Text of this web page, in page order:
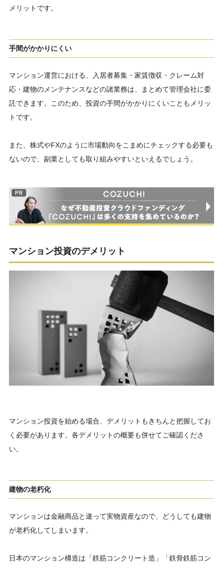
メリットです。
手間がかかりにくい
マンション運営における、入居者募集・家賃徴収・クレーム対
応・建物のメンテナンスなどの諸業務は、まとめて管理会社に委
託できます。このため、投資の手間がかかりにくいこともメリッ
トです。
また、株式やFXのように市場動向をこまめにチェックする必要も
ないので、副業としても取り組みやすいといえるでしょう。
マンション投資のデメリット
マンション投資を始める場合、デメリットもきちんと把握してお
く必要があります。各デメリットの概要も併せてご確認くださ
い。
建物の老朽化
マンションは金融商品と違って実物資産なので、どうしても建物
が老朽化してしまいます。
日本のマンション構造は「鉄筋コンクリート造」「鉄骨鉄筋コン